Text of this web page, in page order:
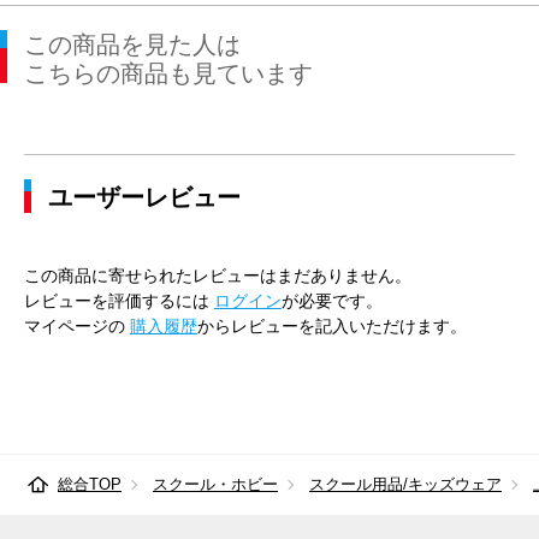
この商品を見た人は
こちらの商品も見ています
ユーザーレビュー
この商品に寄せられたレビューはまだありません。
レビューを評価するには ログインが必要です。
マイページの 購入履歴からレビューを記入いただけます。
総合TOP スクール・ホビー スクール用品/キッズウェア